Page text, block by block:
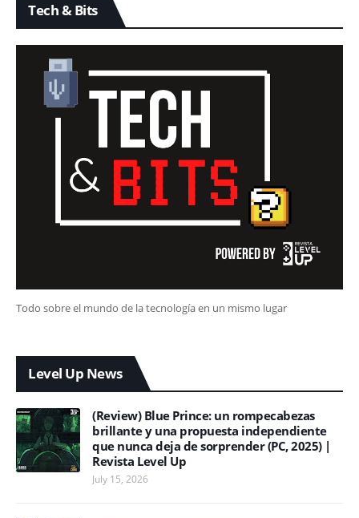
Tech & Bits
Todo sobre el mundo de la tecnología en un mismo lugar
Level Up News
(Review) Blue Prince: un rompecabezas
brillante y una propuesta independiente
que nunca deja de sorprender (PC, 2025) |
Revista Level Up
July 15, 2026